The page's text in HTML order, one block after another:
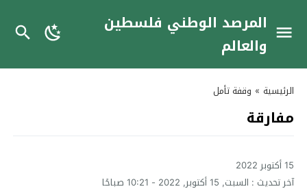
المرصد الوطني فلسطين
والعالم
الرئيسية » وقفة تأمل
مفارقة
15 أكتوبر 2022
آخر تحديث : السبت, 15 أكتوبر, 2022 - 10:21 صباحًا